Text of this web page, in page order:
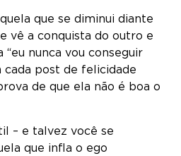
que se diminui diante
vê a conquista do outro e
nunca vou conseguir
cada post de felicidade
de que ela não é boa o
– e talvez você se
que infla o ego